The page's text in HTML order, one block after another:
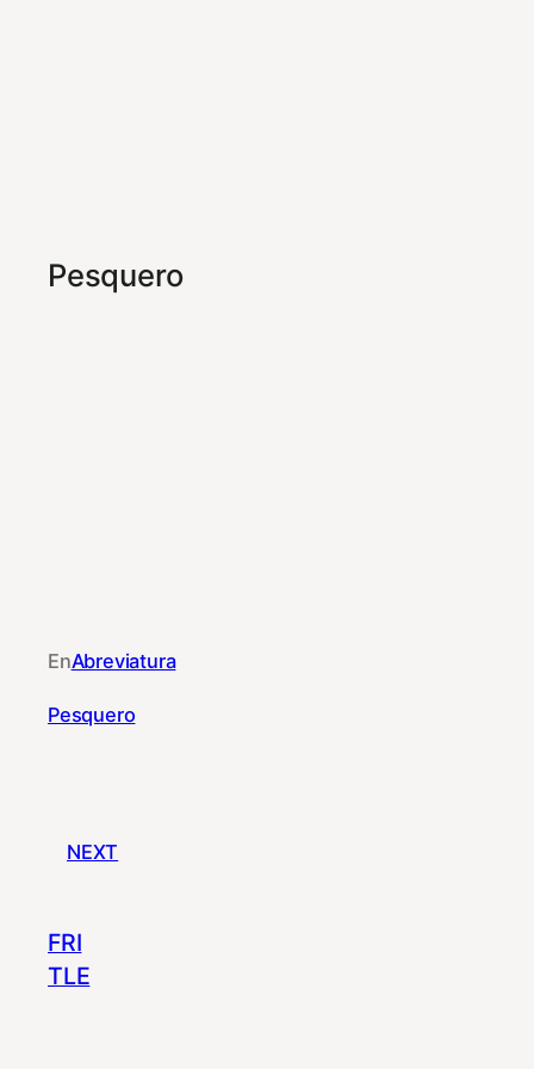
Pesquero
EnAbreviatura
Pesquero
NEXT
FRI
TLE